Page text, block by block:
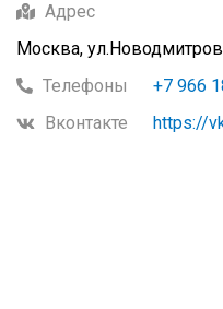
Адрес
Москва,
Телефоны
+7 966
Вконтакте
https://